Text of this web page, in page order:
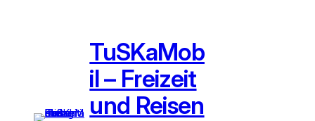
TuSKaMob
il – Freizeit
und Reisen